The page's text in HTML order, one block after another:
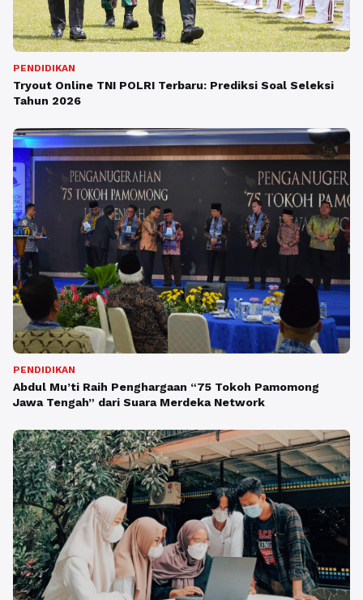
PENDIDIKAN
Tryout Online TNI POLRI Terbaru: Prediksi Soal Seleksi
Tahun 2026
PENDIDIKAN
Abdul Mu’ti Raih Penghargaan “75 Tokoh Pamomong
Jawa Tengah” dari Suara Merdeka Network